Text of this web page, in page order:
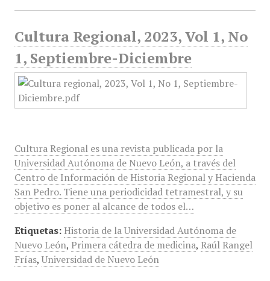
Cultura Regional, 2023, Vol 1, No
1, Septiembre-Diciembre
Cultura Regional es una revista publicada por la
Universidad Autónoma de Nuevo León, a través del
Centro de Información de Historia Regional y Hacienda
San Pedro. Tiene una periodicidad tetramestral, y su
objetivo es poner al alcance de todos el…
Etiquetas: Historia de la Universidad Autónoma de
Nuevo León, Primera cátedra de medicina, Raúl Rangel
Frías, Universidad de Nuevo León